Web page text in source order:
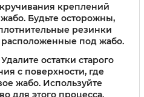
креплений
Будьте осторожны,
резинки
под жабо.
Удалите остатки старого
с поверхности, где
жабо. Используйте
для этого процесса.